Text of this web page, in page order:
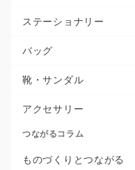
ステーショナリー
バッグ
靴・サンダル
アクセサリー
つながるコラム
ものづくりとつながる